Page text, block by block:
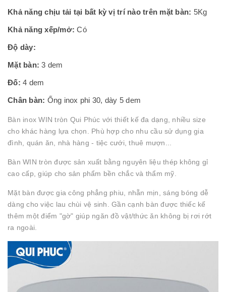
Khả năng chịu tải tại bất kỳ vị trí nào trên mặt bàn: 5Kg
Khả năng xếp/mở: Có
Độ dày:
Mặt bàn: 3 dem
Đố: 4 dem
Chân bàn: Ống inox phi 30, dày 5 dem
Bàn inox WIN tròn Qui Phúc với thiết kế đa dạng, nhiều size
cho khác hàng lựa chọn. Phù hợp cho nhu cầu sử dụng gia
đình, quán ăn, nhà hàng - tiệc cưới, thuê mượn...
Bàn WIN tròn được sản xuất bằng nguyên liệu thép không gỉ
cao cấp, giúp cho sản phẩm bền chắc và thẩm mỹ.
Mặt bàn được gia công phẳng phiu, nhẵn mịn, sáng bóng dễ
dàng cho việc lau chùi vệ sinh. Gần cạnh bàn được thiếc kế
thêm một điểm "gờ" giúp ngăn đồ vật/thức ăn không bị rơi rớt
ra ngoài.